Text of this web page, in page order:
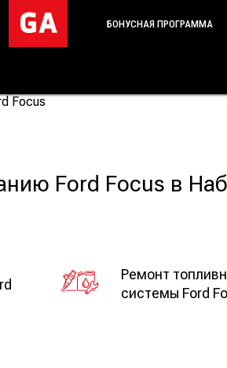
БОНУСНАЯ ПРОГРАММА
Focus
Ford Focus в
Ремонт
системы Ford